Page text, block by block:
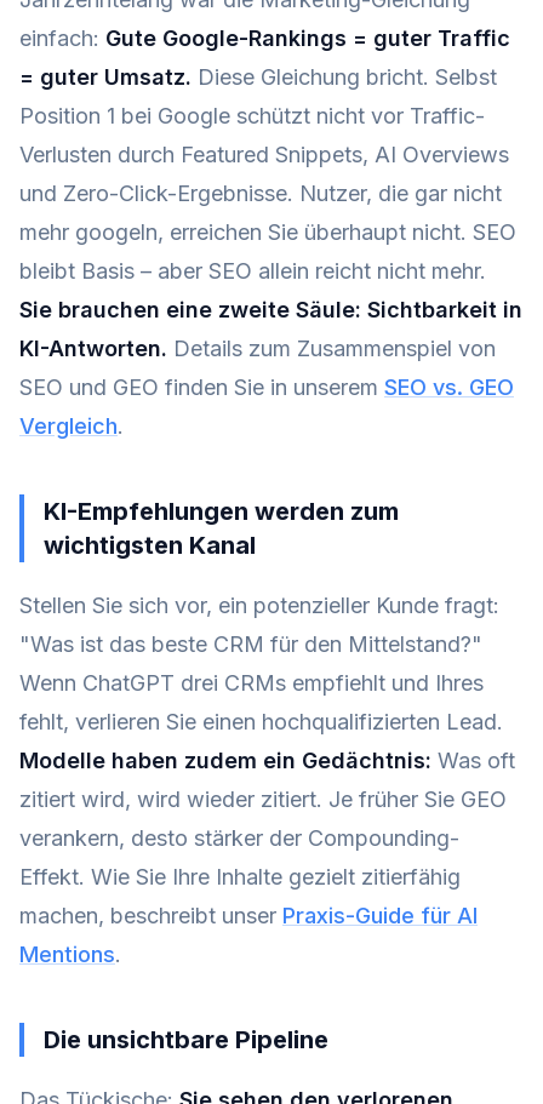
einfach: Gute Google-Rankings = guter Traffic
= guter Umsatz. Diese Gleichung bricht. Selbst
Position 1 bei Google schützt nicht vor Traffic-
Verlusten durch Featured Snippets, AI Overviews
und Zero-Click-Ergebnisse. Nutzer, die gar nicht
mehr googeln, erreichen Sie überhaupt nicht. SEO
bleibt Basis – aber SEO allein reicht nicht mehr.
Sie brauchen eine zweite Säule: Sichtbarkeit in
KI-Antworten. Details zum Zusammenspiel von
SEO und GEO finden Sie in unserem SEO vs. GEO
Vergleich.
KI-Empfehlungen werden zum
wichtigsten Kanal
Stellen Sie sich vor, ein potenzieller Kunde fragt:
"Was ist das beste CRM für den Mittelstand?"
Wenn ChatGPT drei CRMs empfiehlt und Ihres
fehlt, verlieren Sie einen hochqualifizierten Lead.
Modelle haben zudem ein Gedächtnis: Was oft
zitiert wird, wird wieder zitiert. Je früher Sie GEO
verankern, desto stärker der Compounding-
Effekt. Wie Sie Ihre Inhalte gezielt zitierfähig
machen, beschreibt unser Praxis-Guide für AI
Mentions.
Die unsichtbare Pipeline